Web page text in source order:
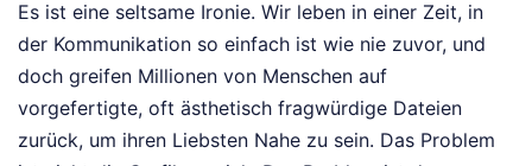
Es ist eine seltsame Ironie. Wir leben in einer Zeit, in
der Kommunikation so einfach ist wie nie zuvor, und
doch greifen Millionen von Menschen auf
vorgefertigte, oft ästhetisch fragwürdige Dateien
zurück, um ihren Liebsten Nahe zu sein. Das Problem